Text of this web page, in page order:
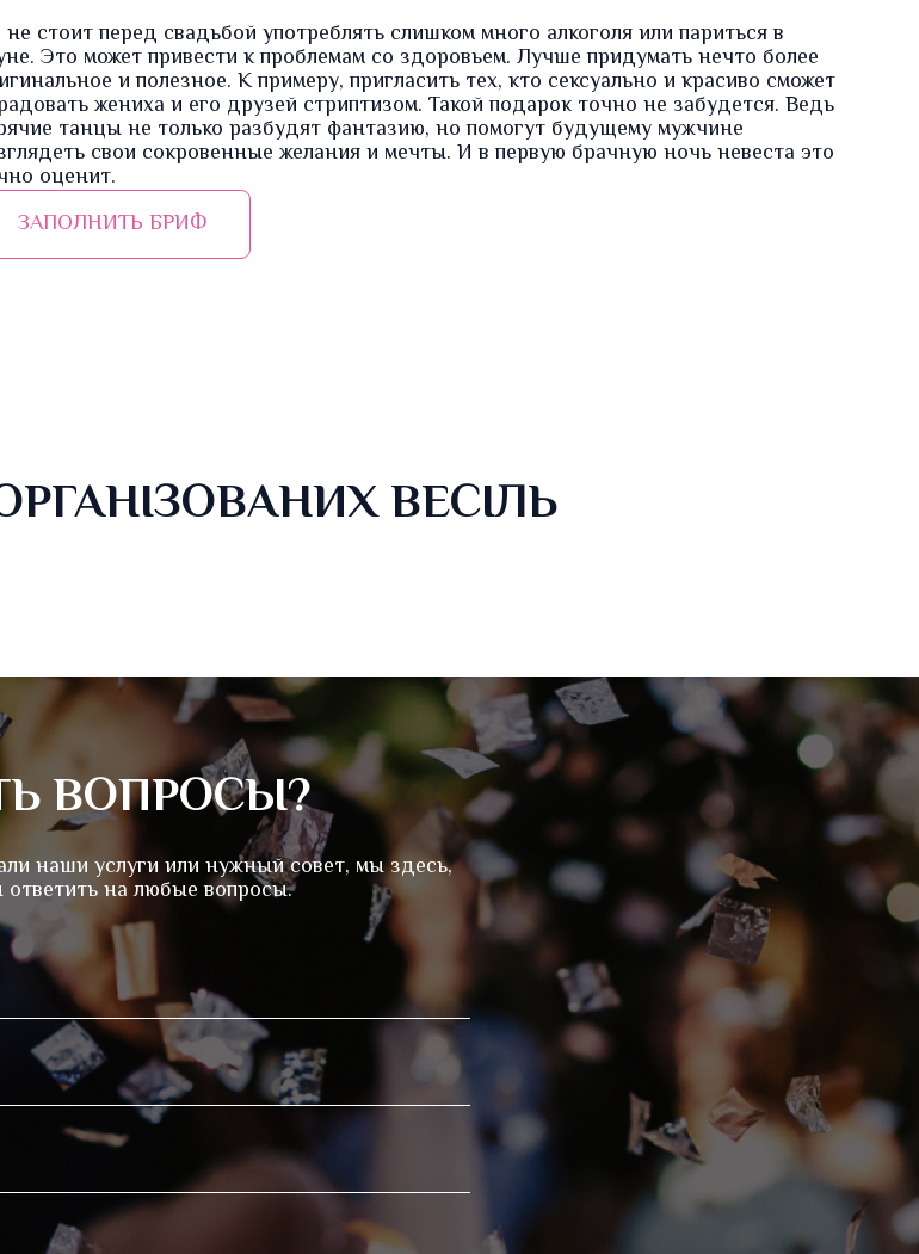
стоит перед свадьбой употреблять слишком много алкоголя или париться в
Это может привести к проблемам со здоровьем. Лучше придумать нечто более
и полезное. К примеру, пригласить тех, кто сексуально и красиво сможет
жениха и его друзей стриптизом. Такой подарок точно не забудется. Ведь
танцы не только разбудят фантазию, но помогут будущему мужчине
свои сокровенные желания и мечты. И в первую брачную ночь невеста это
оценит.
ЗАПОЛНИТЬ БРИФ
ВЕСІЛЬ
ВОПРОСЫ?
наши услуги или нужный совет, мы здесь,
на любые вопросы.